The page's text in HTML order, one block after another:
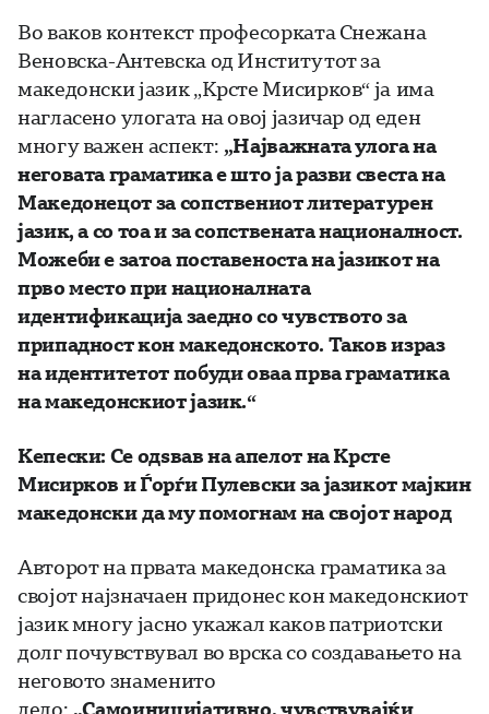
Во ваков контекст професорката Снежана
Веновска-Антевска од Институтот за
македонски јазик „Крсте Мисирков“ ја има
нагласено улогата на овој јазичар од еден
многу важен аспект: „Најважната улога на
неговата граматика е што ја разви свеста на
Македонецот за сопствениот литературен
јазик, а со тоа и за сопствената националност.
Можеби е затоа поставеноста на јазикот на
прво место при националната
идентификација заедно со чувството за
припадност кон македонското. Таков израз
на идентитетот побуди оваа прва граматика
на македонскиот јазик.“
Кепески: Се одѕвав на апелот на Крсте
Мисирков и Ѓорѓи Пулевски за јазикот мајкин
македонскида му помогнам на својот народ
Авторот на првата македонска граматика за
својот најзначаен придонес кон македонскиот
јазик многу јасно укажал каков патриотски
долг почувствувал во врска со создавањето на
неговото знаменито
дело: „Самоиницијативно, чувствувајќи